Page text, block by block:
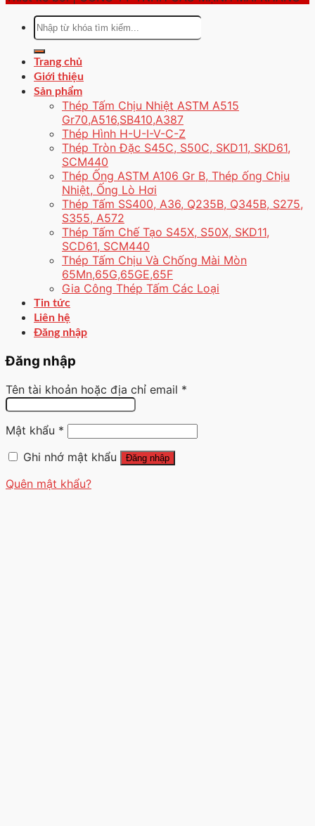
Tìm
kiếm:
Trang chủ
Giới thiệu
Sản phẩm
Thép Tấm Chịu Nhiệt ASTM A515
Gr70,A516,SB410,A387
Thép Hình H-U-I-V-C-Z
Thép Tròn Đặc S45C, S50C, SKD11, SKD61,
SCM440
Thép Ống ASTM A106 Gr B, Thép ống Chịu
Nhiệt, Ống Lò Hơi
Thép Tấm SS400, A36, Q235B, Q345B, S275,
S355, A572
Thép Tấm Chế Tạo S45X, S50X, SKD11,
SCD61, SCM440
Thép Tấm Chịu Và Chống Mài Mòn
65Mn,65G,65GE,65F
Gia Công Thép Tấm Các Loại
Tin tức
Liên hệ
Đăng nhập
Đăng nhập
Tên tài khoản hoặc địa chỉ email *
Mật khẩu *
Ghi nhớ mật khẩu
Đăng nhập
Quên mật khẩu?